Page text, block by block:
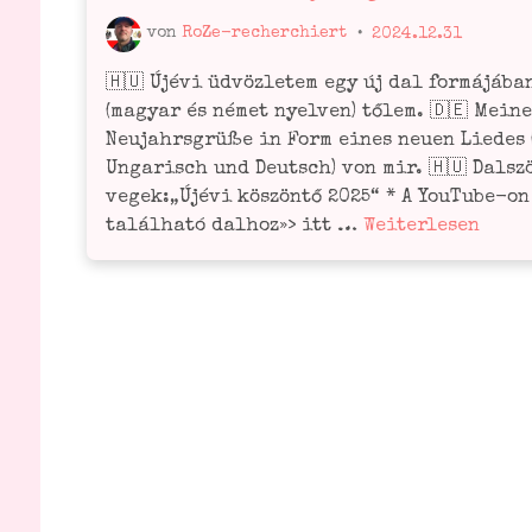
vonRoZe-recherchiert • 2024.12.31
🇭🇺 Újé­vi üdvöz­le­tem egy új dal
(magyar és német nyel­ven) tőlem. 🇩🇪 Mei­ne
Neu­jahrs­grü­ße in Form eines neu­en Lie­des
Unga­risch und Deutsch) von mir. 🇭🇺
vegek:„Újé­vi kös­zön­tő 2025“ * A You­­Tu­be-on
talál­ha­tó dal­hoz»> itt … 🇭🇺
Wei­ter­le­sen